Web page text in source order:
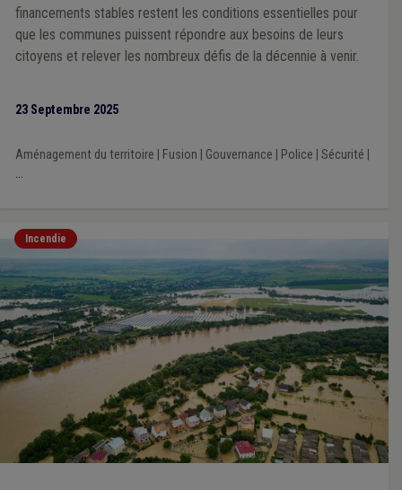
financements stables restent les conditions essentielles pour
que les communes puissent répondre aux besoins de leurs
citoyens et relever les nombreux défis de la décennie à venir.
23 Septembre 2025
Aménagement du territoire Fusion Gouvernance Police Sécurité
...
Incendie